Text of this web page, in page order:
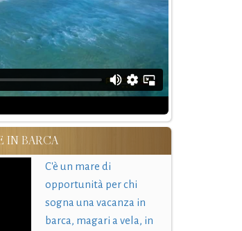
IN BARCA
C'è un mare di
opportunità per chi
sogna una vacanza in
barca, magari a vela, in